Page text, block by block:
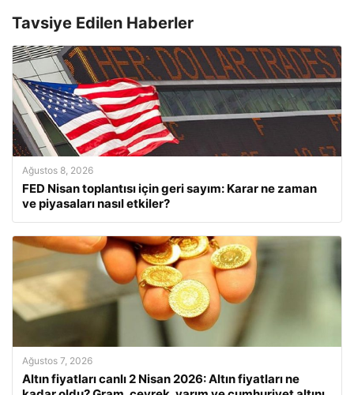
Tavsiye Edilen Haberler
Ağustos 8, 2026
FED Nisan toplantısı için geri sayım: Karar ne zaman
ve piyasaları nasıl etkiler?
Ağustos 7, 2026
Altın fiyatları canlı 2 Nisan 2026: Altın fiyatları ne